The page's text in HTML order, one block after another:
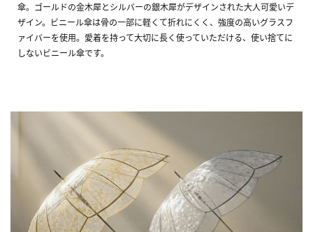
傘。ゴールドの金木犀とシルバーの銀木犀がデザインされた大人可愛いデ
ザイン。ビニール傘は骨の一部に軽くて折れにくく、強度の高いグラスフ
ァイバーを使用。愛着を持って大切に長く使っていただける、使い捨てに
しないビニール傘です。